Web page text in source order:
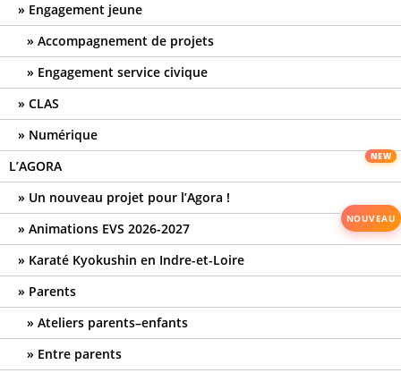
Engagement jeune
Accompagnement de projets
Engagement service civique
CLAS
Numérique
L’AGORA
Un nouveau projet pour l’Agora !
Animations EVS 2026-2027
Karaté Kyokushin en Indre-et-Loire
Parents
Ateliers parents–enfants
Entre parents